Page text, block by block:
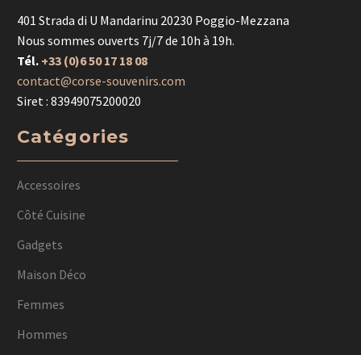
401 Strada di U Mandarinu 20230 Poggio-Mezzana
Nous sommes ouverts 7j/7 de 10h à 19h.
Tél. +33 (0)6 50 17 18 08
contact@corse-souvenirs.com
Siret : 83949075200020
Catégories
Accessoires
Côté Cuisine
Gadgets
Maison Déco
Femmes
Hommes